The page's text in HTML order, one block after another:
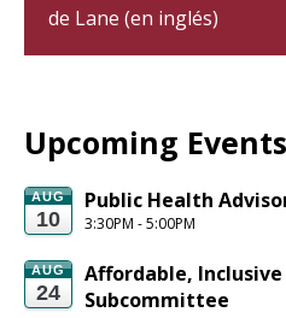
de Lane (en inglés)
Upcoming Events
AUG
10
Public Health
3:30PM - 5:00PM
AUG
24
Affordable,
Subcommittee